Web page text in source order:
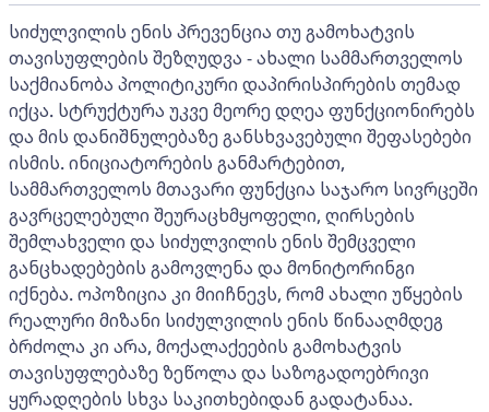
სიძულვილის ენის პრევენცია თუ გამოხატვის
თავისუფლების შეზღუდვა - ახალი სამმართველოს
საქმიანობა პოლიტიკური დაპირისპირების თემად
იქცა. სტრუქტურა უკვე მეორე დღეა ფუნქციონირებს
და მის დანიშნულებაზე განსხვავებული შეფასებები
ისმის. ინიციატორების განმარტებით,
სამმართველოს მთავარი ფუნქცია საჯარო სივრცეში
გავრცელებული შეურაცხმყოფელი, ღირსების
შემლახველი და სიძულვილის ენის შემცველი
განცხადებების გამოვლენა და მონიტორინგი
იქნება. ოპოზიცია კი მიიჩნევს, რომ ახალი უწყების
რეალური მიზანი სიძულვილის ენის წინააღმდეგ
ბრძოლა კი არა, მოქალაქეების გამოხატვის
თავისუფლებაზე ზეწოლა და საზოგადოებრივი
ყურადღების სხვა საკითხებიდან გადატანაა.